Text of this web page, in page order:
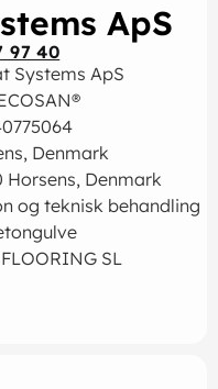
ApS
97 40
Systems ApS
Denmark
Horsens, Denmark
og teknisk behandling
SL